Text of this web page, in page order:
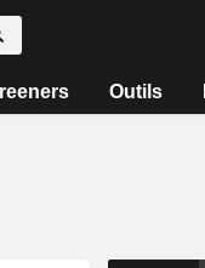
Outils